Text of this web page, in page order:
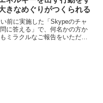
きなめぐりがつくられる
前に実施した「Skypeのチャ
に答える」で、何名かの方か
ミラクルなご報告をいただき